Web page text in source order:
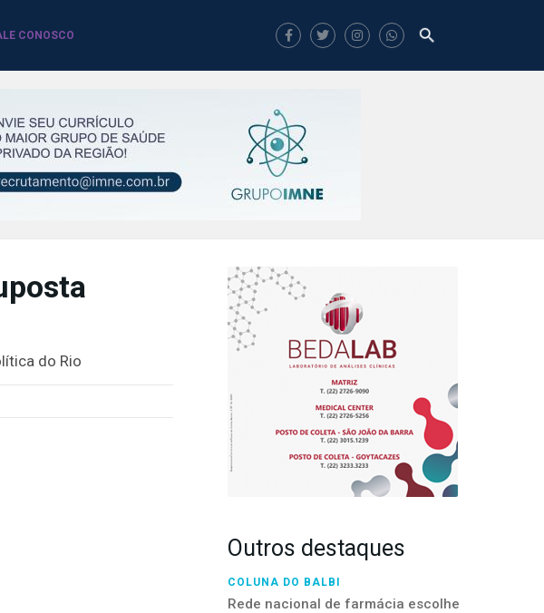
CONOSCO
do Rio
Outros destaques
COLUNA DO BALBI
Rede nacional de farmácia escolhe